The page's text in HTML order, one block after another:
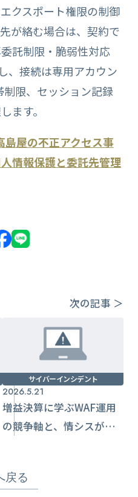
クスポート権限の制御
が絡む場合は、契約で
託制限・脆弱性対応
、接続は専用アカウン
制限、セッション記録
ます。
島屋の不正アクセス事
情報保護と委託先管理
次の記事 ＞
サイバーインシデント
2026.5.21
増益決算に学ぶWAF運用
の競争軸と、情シスが今
戻る